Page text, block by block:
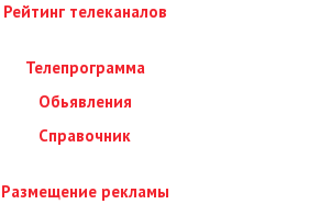
Рейтинг телеканалов
Телепрограмма
Обьявления
Справочник
Размещение рекламы